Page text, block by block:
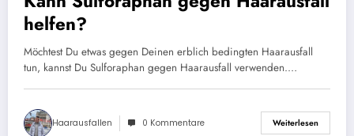
helfen?
Möchtest Du etwas gegen Deinen erblich bedingten Haarausfall
tun, kannst Du Sulforaphan gegen Haarausfall verwenden.…
Haarausfallen 0 Kommentare Weiterlesen